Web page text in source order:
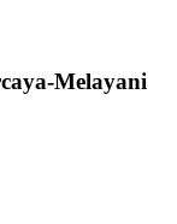
Melayani